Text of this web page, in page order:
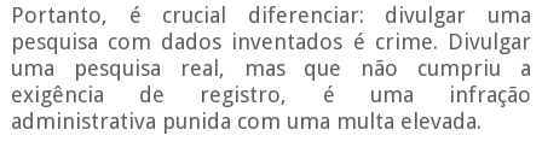
Portanto, é crucial diferenciar: divulgar uma
pesquisa com dados inventados é crime. Divulgar
uma pesquisa real, mas que não cumpriu a
exigência de registro, é uma infração
administrativa punida com uma multa elevada.